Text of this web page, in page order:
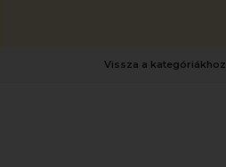
Vissza a kategóriákhoz